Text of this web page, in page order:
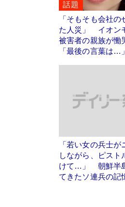
話題
「そもそも会社の
た人災」 イオン
被害者の親族が
「最後の言葉は…」
「若い女の兵士が
しながら、ピスト
けて…」 朝鮮半
てきたソ連兵の記